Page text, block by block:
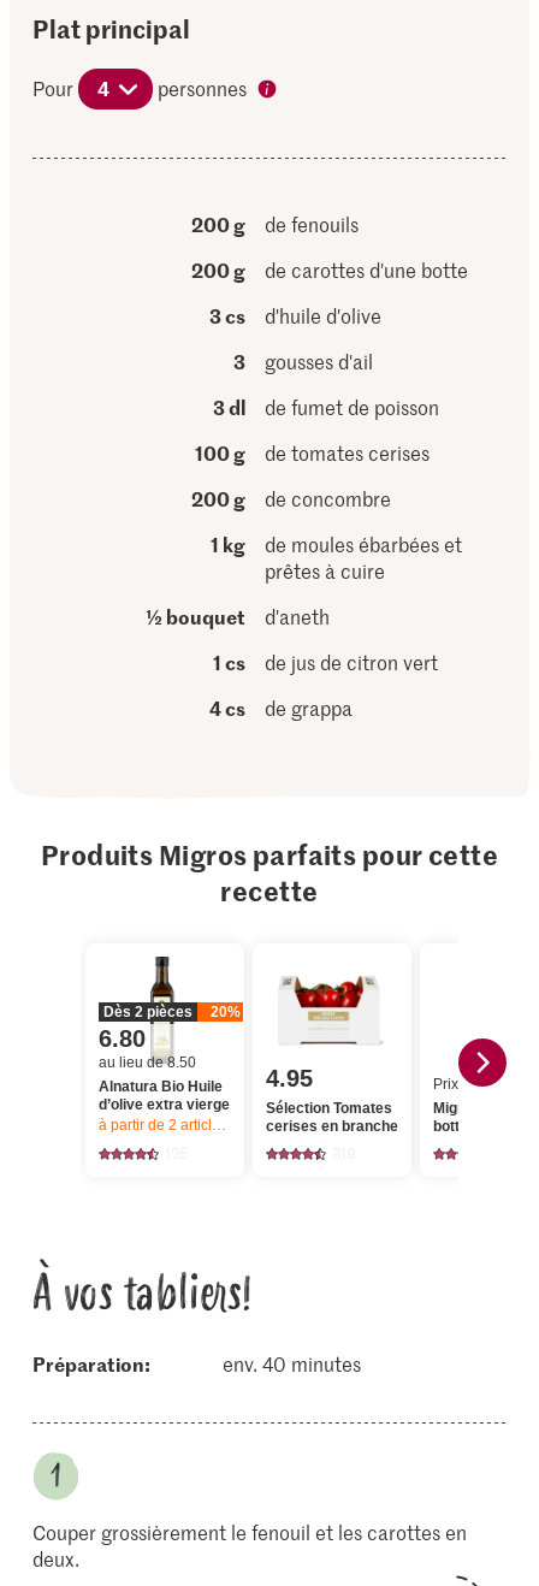
Plat principal
Pour 4 personnes
200 g
de fenouils
200 g
de carottes d'une botte
3 cs
d'huile d'olive
3
gousses d'ail
3 dl
de fumet de poisson
100 g
de tomates cerises
200 g
de concombre
1 kg
de moules ébarbées et
prêtes à cuire
½ bouquet
d'aneth
1 cs
de jus de citron vert
4 cs
de grappa
Produits Migros parfaits pour cette
recette
Dès 2 pièces 20%
6.80
au lieu de 8.50
Alnatura Bio Huile
d’olive extra vierge
à partir de 2 articles, Offre valable du 6.8 au 12.8.2026, jusqu’à
4.95
Sélection Tomates
cerises en branche
Prix du jour
Migros
botte
À vos tabliers!
Préparation: env. 40 minutes
Couper grossièrement le fenouil et les carottes en
deux.